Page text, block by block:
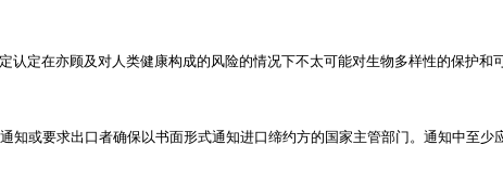
在亦顾及对人类健康构成的风险的情况下不太可能对生物多样性的保护和
要求出口者确保以书面形式通知进口缔约方的国家主管部门。通知中至少